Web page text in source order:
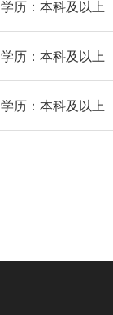
学历：本科及以上
学历：本科及以上
学历：本科及以上